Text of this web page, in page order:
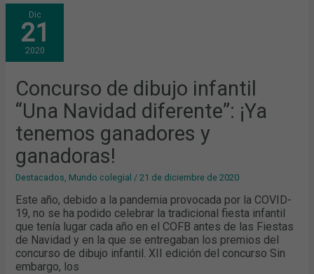
Dic
21
2020
Concurso de dibujo infantil
“Una Navidad diferente”: ¡Ya
tenemos ganadores y
ganadoras!
Destacados Mundo colegial /21 de diciembre de 2020
Este año, debido a la pandemia provocada por la COVID-
19, no se ha podido celebrar la tradicional fiesta infantil
que tenía lugar cada año en el COFB antes de las Fiestas
de Navidad y en la que se entregaban los premios del
concurso de dibujo infantil. XII edición del concurso Sin
embargo, los
CONCURSO
DE
DIBUJO
INFANTIL
“UNA
NAVIDAD
DIFERENTE”:
GANADORES
Y
GANADORAS!